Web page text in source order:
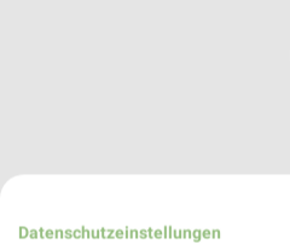
Datenschutzeinstellungen